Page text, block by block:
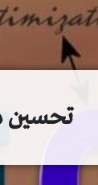
تحسين